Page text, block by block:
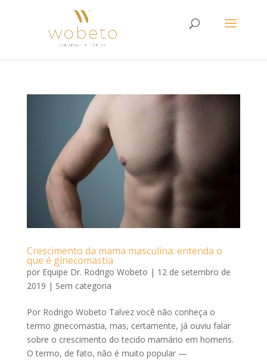
Crescimento da mama masculina: entenda o
que é ginecomastia
por Equipe Dr. Rodrigo Wobeto | 12 de setembro de
2019 | Sem categoria
Por Rodrigo Wobeto Talvez você não conheça o
termo ginecomastia, mas, certamente, já ouviu falar
sobre o crescimento do tecido mamário em homens.
O termo, de fato, não é muito popular —